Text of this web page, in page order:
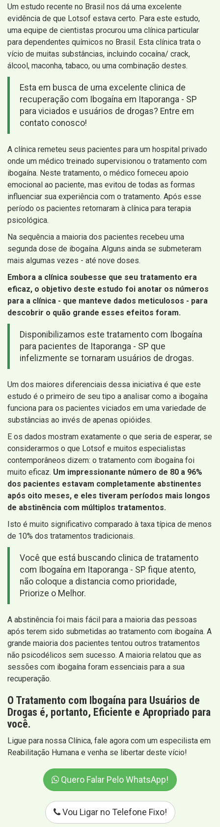
Um estudo recente no Brasil nos dá uma excelente
evidência de que Lotsof estava certo. Para este estudo,
uma equipe de cientistas procurou uma clínica particular
para dependentes químicos no Brasil. Esta clínica trata o
vício de muitas substâncias, incluindo cocaína/ crack,
álcool, maconha, tabaco, ou uma combinação destes.
Esta em busca de uma excelente clinica de
recuperação com Ibogaína em Itaporanga - SP
para viciados e usuários de drogas? Entre em
contato conosco!
A clínica remeteu seus pacientes para um hospital privado
onde um médico treinado supervisionou o tratamento com
ibogaína. Neste tratamento, o médico forneceu apoio
emocional ao paciente, mas evitou de todas as formas
influenciar sua experiência com o tratamento. Após esse
período os pacientes retornaram à clínica para terapia
psicológica.
Na sequência a maioria dos pacientes recebeu uma
segunda dose de ibogaína. Alguns ainda se submeteram
mais algumas vezes - até nove doses.
Embora a clínica soubesse que seu tratamento era
eficaz, o objetivo deste estudo foi anotar os números
para a clínica - que manteve dados meticulosos - para
descobrir o quão grande esses efeitos foram.
Disponibilizamos este tratamento com Ibogaína
para pacientes de Itaporanga - SP que
infelizmente se tornaram usuários de drogas.
Um dos maiores diferenciais dessa iniciativa é que este
estudo é o primeiro de seu tipo a analisar como a ibogaína
funciona para os pacientes viciados em uma variedade de
substâncias ao invés de apenas opióides.
E os dados mostram exatamente o que seria de esperar, se
considerarmos o que Lotsof e muitos especialistas
contemporâneos dizem: o tratamento com ibogaína foi
muito eficaz. Um impressionante número de 80 a 96%
dos pacientes estavam completamente abstinentes
após oito meses, e eles tiveram períodos mais longos
de abstinência com múltiplos tratamentos.
Isto é muito significativo comparado à taxa típica de menos
de 10% dos tratamentos tradicionais.
Você que está buscando clinica de tratamento
com Ibogaína em Itaporanga - SP fique atento,
não coloque a distancia como prioridade,
Priorize o Melhor.
A abstinência foi mais fácil para a maioria das pessoas
após terem sido submetidas ao tratamento com ibogaína. A
grande maioria dos pacientes tentou outros tratamentos
não psicodélicos sem sucesso. A maioria relatou que as
sessões com ibogaína foram essenciais para a sua
recuperação.
O Tratamento com Ibogaína para Usuários de
Drogas é, portanto, Eficiente e Apropriado para
você.
Ligue para nossa Clínica, fale agora com um especilista em
Reabilitação Humana e venha se libertar deste vício!
Quero Falar Pelo WhatsApp!
Vou Ligar no Telefone Fixo!